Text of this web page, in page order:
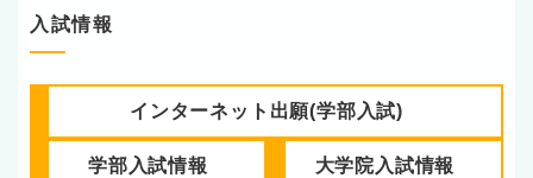
入試情報
インターネット出願(学部入試)
学部入試情報 大学院入試情報